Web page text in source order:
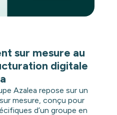
sur mesure au
digitale
Azalea repose sur un
mesure, conçu pour
d’un groupe en